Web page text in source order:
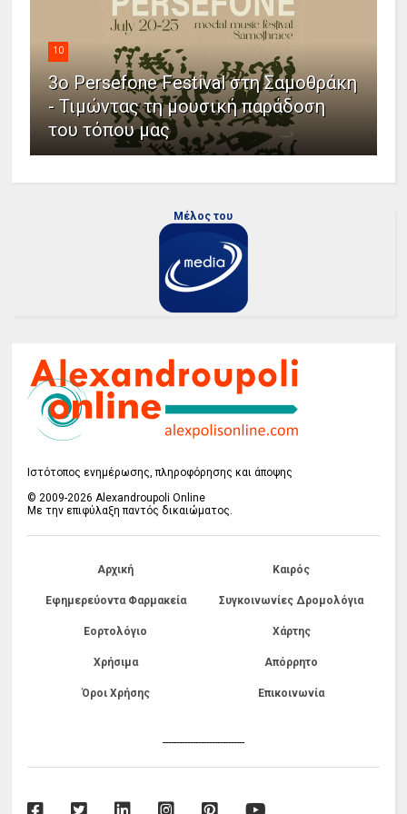
10
3ο Persefone Festival στη Σαμοθράκη
- Τιμώντας τη μουσική παράδοση
του τόπου μας
Μέλος του
Ιστότοπος ενημέρωσης, πληροφόρησης και άποψης
© 2009-2026 Alexandroupoli Online
Με την επιφύλαξη παντός δικαιώματος.
Αρχική Καιρός
Εφημερεύοντα Φαρμακεία Συγκοινωνίες Δρομολόγια
Εορτολόγιο Χάρτης
Χρήσιμα Απόρρητο
Όροι Χρήσης Επικοινωνία
------------------------------